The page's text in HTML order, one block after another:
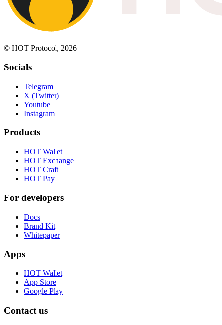
© HOT Protocol, 2026
Socials
Telegram
X (Twitter)
Youtube
Instagram
Products
HOT Wallet
HOT Exchange
HOT Craft
HOT Pay
For developers
Docs
Brand Kit
Whitepaper
Apps
HOT Wallet
App Store
Google Play
Contact us